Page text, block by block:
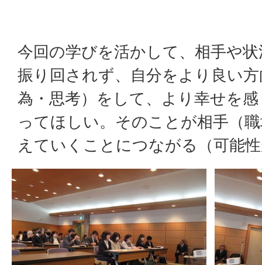
今回の学びを活かして、相手や
振り回されず、自分をより良い
為・思考）をして、より幸せを
ってほしい。そのことが相手（
えていくことにつながる（可能